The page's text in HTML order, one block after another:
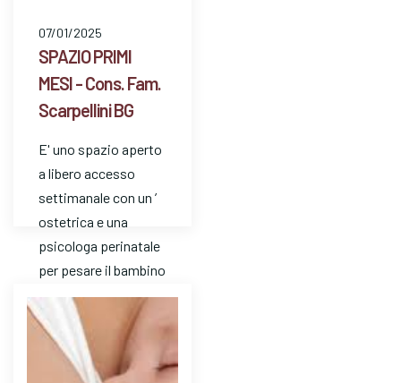
07/01/2025
SPAZIO PRIMI
MESI - Cons. Fam.
Scarpellini BG
E' uno spazio aperto
a libero accesso
settimanale con un ’
ostetrica e una
psicologa perinatale
per pesare il bambino
e avere risposte a
dom…